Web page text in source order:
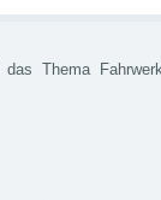
Thema